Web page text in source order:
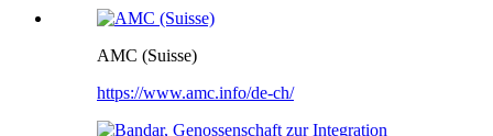
AMC (Suisse)
https://www.amc.info/de-ch/